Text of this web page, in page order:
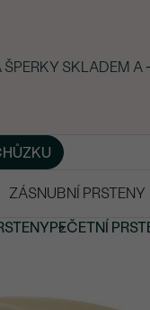
ŠPERKY SKLADEM
ZÁSNUBNÍ PRSTENY
PEČETNÍ